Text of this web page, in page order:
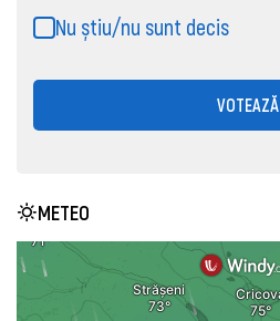
Nu știu/nu sunt decis
VOTEAZĂ
METEO